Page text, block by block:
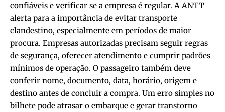
confiáveis e verificar se a empresa é regular. A ANTT
alerta para a importância de evitar transporte
clandestino, especialmente em períodos de maior
procura. Empresas autorizadas precisam seguir regras
de segurança, oferecer atendimento e cumprir padrões
mínimos de operação. O passageiro também deve
conferir nome, documento, data, horário, origem e
destino antes de concluir a compra. Um erro simples no
bilhete pode atrasar o embarque e gerar transtorno